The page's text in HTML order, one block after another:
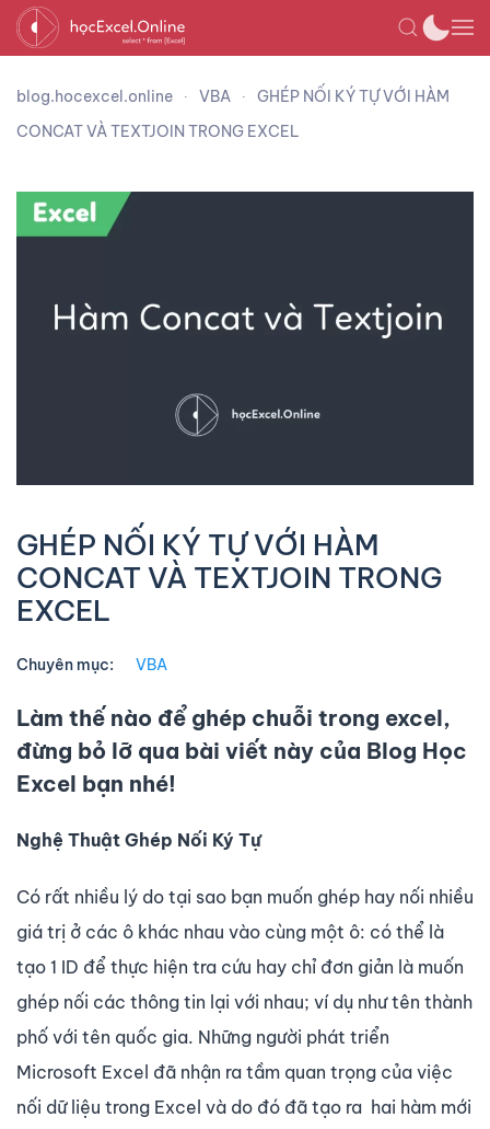
blog.hocexcel.online VBA
GHÉP NỐI KÝ TỰ VỚI HÀM
CONCAT VÀ TEXTJOIN TRONG EXCEL
GHÉP NỐI KÝ TỰ VỚI HÀM
CONCAT VÀ TEXTJOIN TRONG
EXCEL
Chuyên mục: VBA
Làm thế nào để ghép chuỗi trong excel,
đừng bỏ lỡ qua bài viết này của Blog Học
Excel bạn nhé!
Nghệ Thuật Ghép Nối Ký Tự
Có rất nhiều lý do tại sao bạn muốn ghép hay nối nhiều
giá trị ở các ô khác nhau vào cùng một ô: có thể là
tạo 1 ID để thực hiện tra cứu hay chỉ đơn giản là muốn
ghép nối các thông tin lại với nhau; ví dụ như tên thành
phố với tên quốc gia. Những người phát triển
Microsoft Excel đã nhận ra tầm quan trọng của việc
nối dữ liệu trong Excel và do đó đã tạo ra hai hàm mới